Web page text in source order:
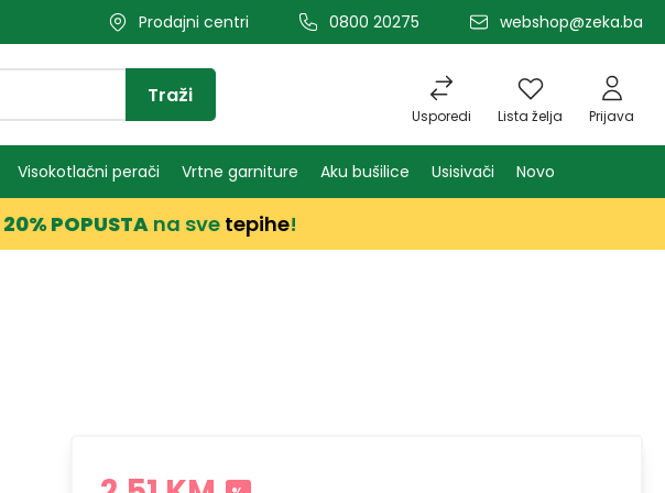
Prodajni centri 0800 20275 webshop@zeka.ba
Usporedi Lista želja Prijava
Traži
Visokotlačni perači Vrtne garniture Aku bušilice Usisivači Novo
20% POPUSTA na sve tepihe!